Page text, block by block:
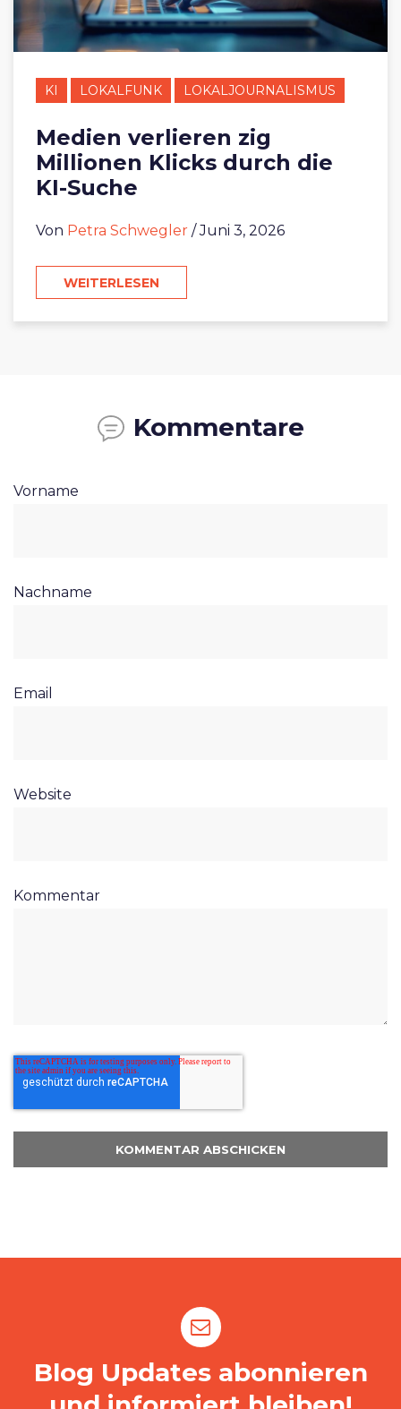
KI LOKALFUNK LOKALJOURNALISMUS
Medien verlieren zig
Millionen Klicks durch die
KI-Suche
Von Petra Schwegler / Juni 3, 2026
WEITERLESEN
Kommentare
Vorname
Nachname
Email
Website
Kommentar
Blog Updates abonnieren